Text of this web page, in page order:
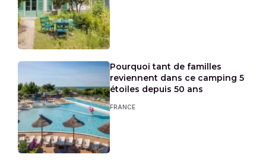
Pourquoi tant de familles
reviennent dans ce camping 5
étoiles depuis 50 ans
FRANCE